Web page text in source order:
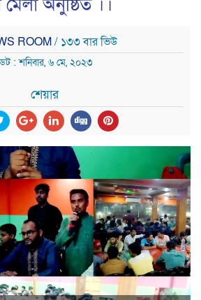
অনুষ্ঠিত ।।
ROOM/ ১৩৩ বার ভিউ
: শনিবার, ৬ মে, ২০২৩
শেয়ার